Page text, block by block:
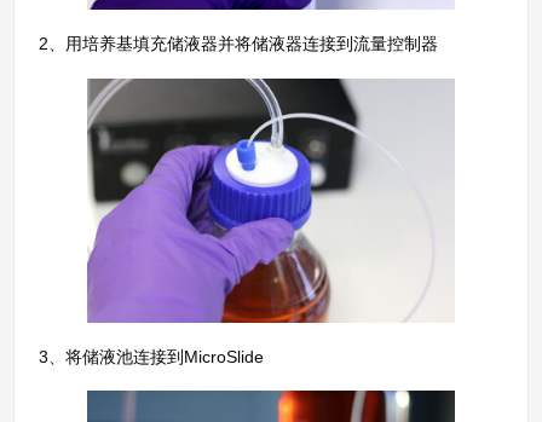
2、用培养基填充储液器并将储液器连接到流量控制器
3、将储液池连接到MicroSlide